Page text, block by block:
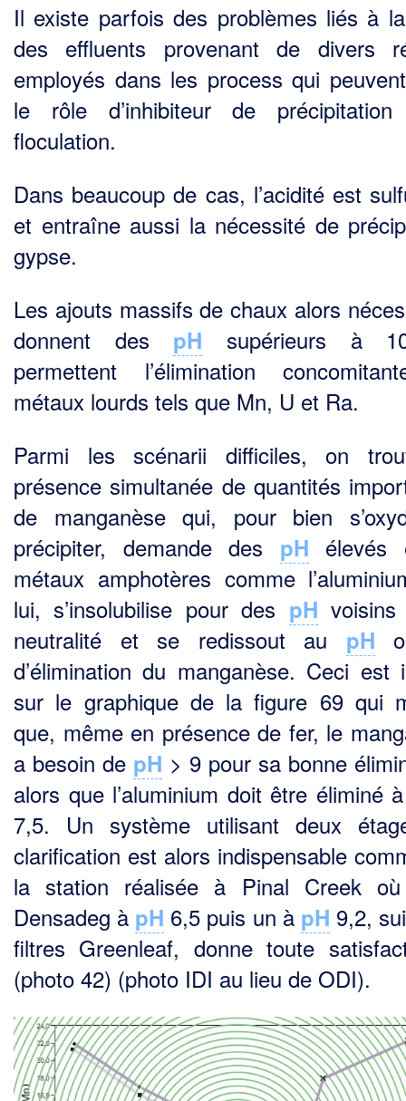
Il existe parfois des problèmes liés à
des effluents provenant de divers
employés dans les process qui
le rôle d’inhibiteur de
floculation.
Dans beaucoup de cas, l’acidité est
et entraîne aussi la nécessité de
gypse.
Les ajouts massifs de chaux alors
donnent des pH supérieurs à
permettent l’élimination
métaux lourds tels que Mn, U et Ra.
Parmi les scénarii difficiles, on
présence simultanée de quantités
de manganèse qui, pour bien
précipiter, demande des pH élevés
métaux amphotères comme
lui, s’insolubilise pour des pH
neutralité et se redissout au pH
d’élimination du manga­nèse. Ceci est
sur le graphique de la figure 69 qui
que, même en présence de fer, le
a besoin de pH > 9 pour sa bonne
alors que l’aluminium doit être éliminé
7,5. Un système utilisant deux
clarification est alors indispensable
la station réalisée à Pinal Creek
Densadeg à pH 6,5 puis un à pH 9,2,
filtres Greenleaf, donne toute
(photo 42) (photo IDI au lieu de ODI).